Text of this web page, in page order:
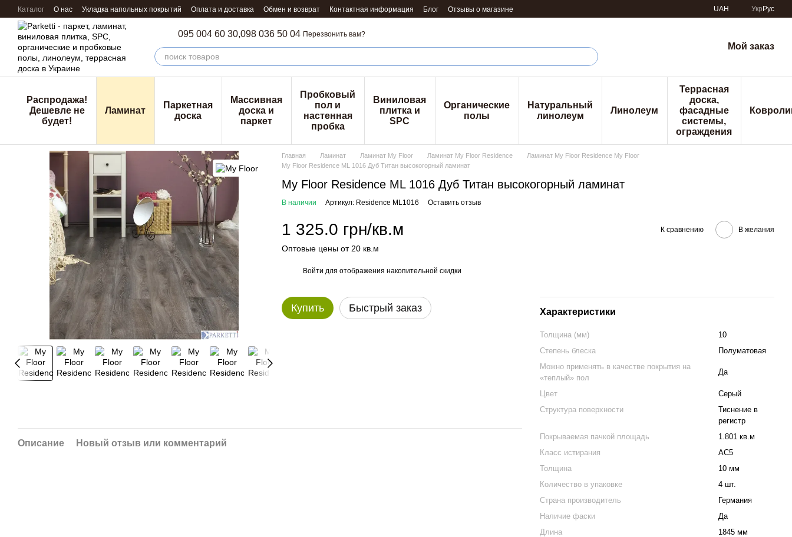
Перейти к основному контенту
Каталог О нас Укладка напольных покрытий Оплата и доставка Обмен и возврат Контактная информация Блог Отзывы о магазине UAH Укр Рус
095 004 60 30,098 036 50 04 Перезвонить вам?
Мой заказ
Распродажа!
Дешевле не
будет!
Ламинат
Паркетная
доска
Массивная
доска и
паркет
Пробковый
пол и
настенная
пробка
Виниловая
плитка и
SPC
Органические
полы
Натуральный
линолеум
Линолеум
Террасная
доска,
фасадные
системы,
ограждения
Главная Ламинат Ламинат My Floor Ламинат My Floor Residence
Ламинат My Floor Residence My Floor
My Floor Residence ML 1016 Дуб Титан высокогорный ламинат
My Floor Residence ML 1016 Дуб Титан высокогорный ламинат
В наличии Артикул: Residence ML1016 Оставить отзыв
1 325.0 грн/кв.м К сравнению В желания
Оптовые цены от 20 кв.м
Войти для отображения накопительной скидки
Купить Быстрый заказ Характеристики
Толщина (мм)
10
Степень блеска
Полуматовая
Можно применять в качестве покрытия на
«теплый» пол
Да
Цвет
Серый
Структура поверхности
Тиснение в
регистр
Покрываемая пачкой площадь
1.801 кв.м
Класс истирания
АС5
Толщина
10 мм
Количество в упаковке
4 шт.
Страна производитель
Германия
Наличие фаски
Да
Длина
1845 мм
Описание Новый отзыв или комментарий